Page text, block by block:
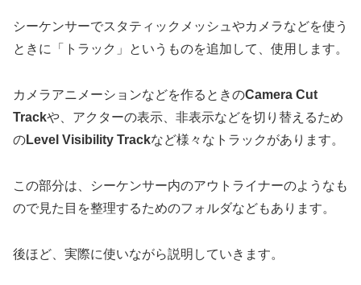
シーケンサーでスタティックメッシュやカメラなどを使う
ときに「トラック」というものを追加して、使用します。
カメラアニメーションなどを作るときのCamera Cut
Trackや、アクターの表示、非表示などを切り替えるため
のLevel Visibility Trackなど様々なトラックがあります。
この部分は、シーケンサー内のアウトライナーのようなも
ので見た目を整理するためのフォルダなどもあります。
後ほど、実際に使いながら説明していきます。